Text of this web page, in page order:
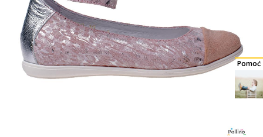
Pomoć